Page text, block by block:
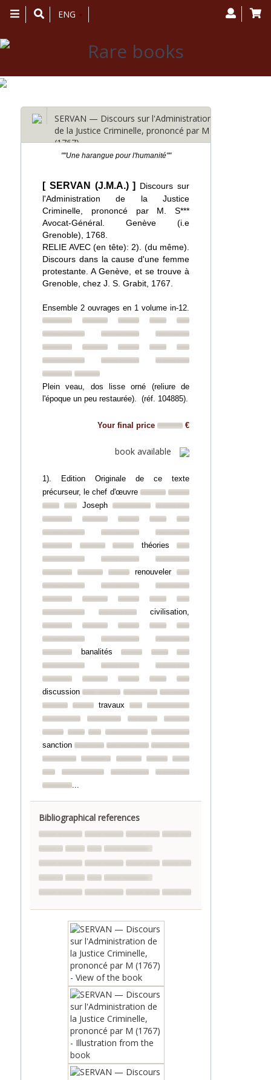
Toggle
navigation
ENG
SERVAN — Discours sur l'Administration
de la Justice Criminelle, prononcé par M
(1767)
""Une harangue pour l'humanité""
[ SERVAN (J.M.A.) ] Discours sur
l'Administration de la Justice
Criminelle, prononcé par M. S***
Avocat-Général. Genève (i.e
Grenoble), 1768.
RELIE AVEC (en tête): 2). (du même).
Discours dans la cause d'une femme
protestante. A Genève, et se trouve à
Grenoble, chez J. S. Grabit, 1767.
Ensemble 2 ouvrages en 1 volume in-12.
Plein veau, dos lisse orné (reliure de
l'époque un peu restaurée). (réf. 104885).
Your final price €
book available
1). Edition Originale de ce texte
précurseur, le chef d'œuvre
Joseph
théories
renouveler
civilisation,
banalités
discussion
travaux
sanction
...
Bibliographical references